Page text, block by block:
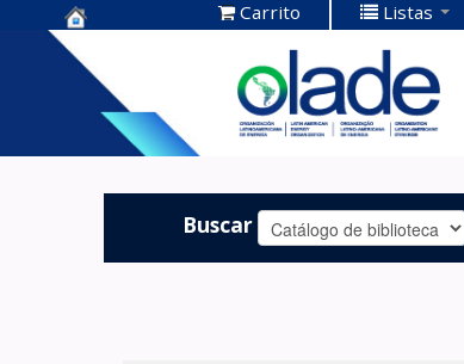
Centro de
Documentación
OLADE -
Carrito Listas
Buscar